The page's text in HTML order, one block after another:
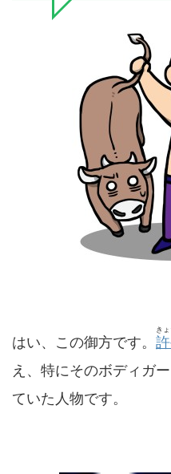
はい、この御方です。
き
え、特にそのボディガ
ていた人物です。